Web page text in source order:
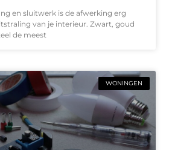
en sluitwerk is de afwerking erg
van je interieur. Zwart, goud
de meest
WONINGEN